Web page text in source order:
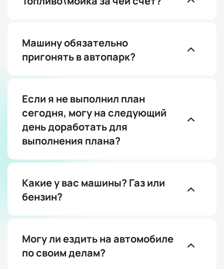
Машину обязательно
пригонять в автопарк?
Если я не выполнил план
сегодня, могу на следующий
день доработать для
выполнения плана?
Какие у вас машины? Газ или
бензин?
Могу ли ездить на автомобиле
по своим делам?